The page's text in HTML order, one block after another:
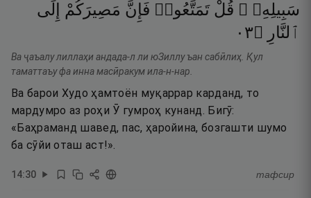
سَبِيلِهِۦ ۗ قُلْ تَمَتَّعُوا۟ فَإِنَّ مَصِيرَكُمْ
إِلَى
ٱلنَّارِ ۝٣٠
Ва ҷаъалу лиллаҳи андада-л ли юЗиллу ъан сабӣлиҳ. Қул
таматтаъу фа инна масӣракум ила-н-нар.
Ва барои Худо ҳамтоён муқаррар карданд, то
мардумро аз роҳи Ӯ гумроҳ кунанд. Бигӯ:
«Баҳраманд шавед, пас, ҳаройина, бозгашти шумо
ба сӯйи оташ аст!».
14:30 тафсир